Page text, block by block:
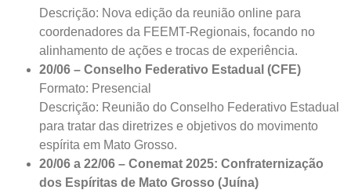
Descrição: Nova edição da reunião online para
coordenadores da FEEMT-Regionais, focando no
alinhamento de ações e trocas de experiência.
20/06 – Conselho Federativo Estadual (CFE)
Formato: Presencial
Descrição: Reunião do Conselho Federativo Estadual
para tratar das diretrizes e objetivos do movimento
espírita em Mato Grosso.
20/06 a 22/06 – Conemat 2025: Confraternização
dos Espíritas de Mato Grosso (Juína)